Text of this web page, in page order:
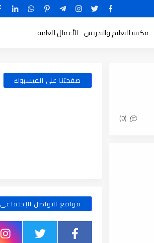
مكتبة التعليم والتدريس الأعمال العامة
(0)
صفحتنا على الفيسبوك
مواقع التواصل الإجتماعي